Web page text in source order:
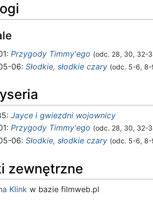
Przygody Timmy'ego (odc. 28, 30, 32-
06: Słodkie, słodkie czary (odc. 5-6, 8-
Jayce i gwiezdni wojownicy
Przygody Timmy'ego (odc. 28, 30, 32-
06: Słodkie, słodkie czary (odc. 5-6, 8-
zewnętrzne
Klinkw bazie filmweb.pl